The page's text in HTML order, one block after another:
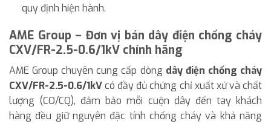
quy định hiện hành.
AME Group – Đơn vị bán dây điện chống cháy
CXV/FR-2.5-0.6/1kV chính hãng
AME Group chuyên cung cấp dòng dây điện chống cháy
CXV/FR-2.5-0.6/1kVcó đầy đủ chứng chỉ xuất xứ và chất
lượng (CO/CQ), đảm bảo mỗi cuộn dây đến tay khách
hàng đều giữ nguyên đặc tính chống cháy và khả năng